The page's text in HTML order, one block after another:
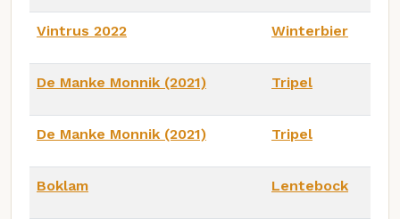
Vintrus 2022 Winterbier
De Manke Monnik (2021) Tripel
De Manke Monnik (2021) Tripel
Boklam Lentebock